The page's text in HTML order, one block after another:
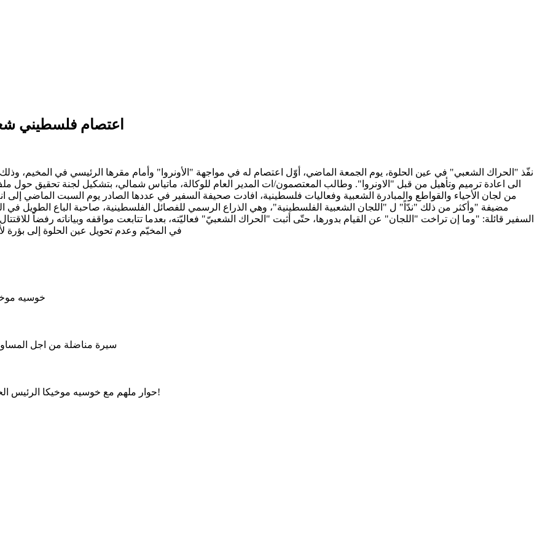
اعتصام فلسطيني
الى اعادة ترميم وتأهيل من قبل "الاونروا". وطالب المعتصمون/ات المدير العام للوكالة، ماتياس شمالي، بتشكيل لجنة تحقيق حول
من لجان الأحياء والقواطع والمبادرة الشعبية وفعاليات فلسطينية، افادت صحيفة السفير في عددها الصادر يوم السبت الماضي إلى
مضيفة "وأكثر من ذلك "ندّاً" ل "اللجان الشعبية الفلسطينية"، وهي الذراع الرسمي للفصائل الفلسطينية، صاحبة الباع الطويل في
السفير قائلة: "وما إن تراخت "اللجان" عن القيام بدورها، حتّى أثبت "الحراك الشعبيّ" فعاليّته، بعدما تتابعت مواقفه وبياناته رفضاً
في المخيّم وعدم تحويل عين الحلوة إلى بؤرة لأي
خوسيه
سيرة مناضلة من اجل
حوار ملهم مع خوسيه موخيكا الرئيس الحالي للأوروغواي، حول العدالة الاجتماعية، الحكم الرشيد والتواضع!